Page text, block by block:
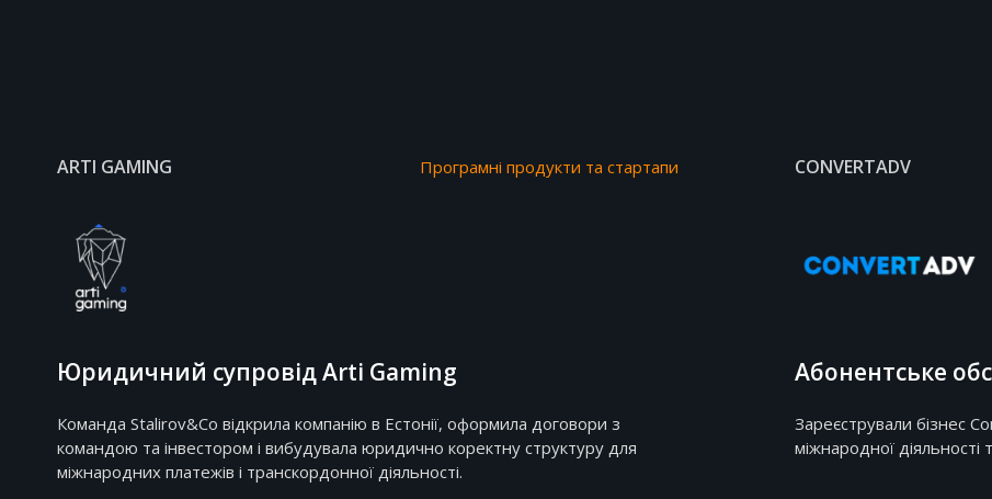
ARTI GAMING Програмні продукти та стартапи
Юридичний супровід Arti Gaming
Команда Stalirov&Co відкрила компанію в Естонії, оформила договори з
командою та інвестором і вибудувала юридично коректну структуру для
міжнародних платежів і транскордонної діяльності.
CONVERTADV
Абонентське
Зареєстрували бізнес
міжнародної діяльності